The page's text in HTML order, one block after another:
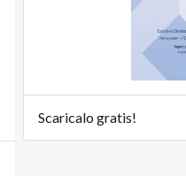
Scaricalo gratis!